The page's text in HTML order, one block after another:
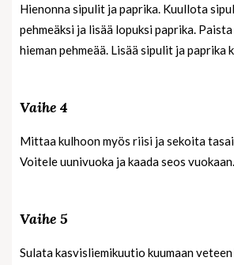
Hienonna sipulit ja paprika. Kuullota
pehmeäksi ja lisää lopuksi paprika.
hieman pehmeää. Lisää sipulit ja paprika
Vaihe 4
Mittaa kulhoon myös riisi ja sekoita
Voitele uunivuoka ja kaada seos vuokaan.
Vaihe 5
Sulata kasvisliemikuutio kuumaan